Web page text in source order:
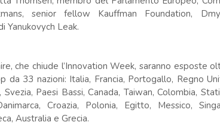
senior fellow Kauffman Foundation,
Yanukovych Leak.
che chiude l’Innovation Week, saranno esposte
da 33 nazioni: Italia, Francia, Portogallo, Regno
Svezia, Paesi Bassi, Canada, Taiwan, Colombia,
Croazia, Polonia, Egitto, Messico,
Australia e Grecia.